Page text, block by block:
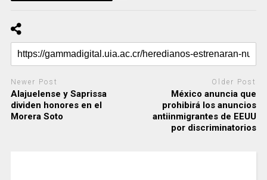
Newer Post
Alajuelense y Saprissa
dividen honores en el
Morera Soto
Older Post
México anuncia que
prohibirá los anuncios
antiinmigrantes de EEUU
por discriminatorios